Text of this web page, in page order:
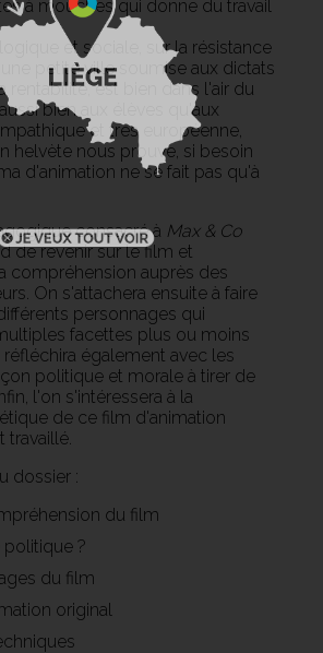
à mouches qui donne du travail
et sociale, sur la résistance
petite ville soumise aux dictats
rentabilité, est bien dans l'air du
bien aux élèves qu'aux
et très européenne,
helvète nous prouve, si besoin
d'animation ne se fait pas qu'à
consacré à Max & Co
de revenir sur le film et
compréhension auprès des
On s'attachera ensuite à faire
personnages qui
facettes plus ou moins
également avec les
politique et morale à tirer de
l'on s'intéressera à la
de ce film d'animation
travaillé.
dossier :
du film
?
du film
original